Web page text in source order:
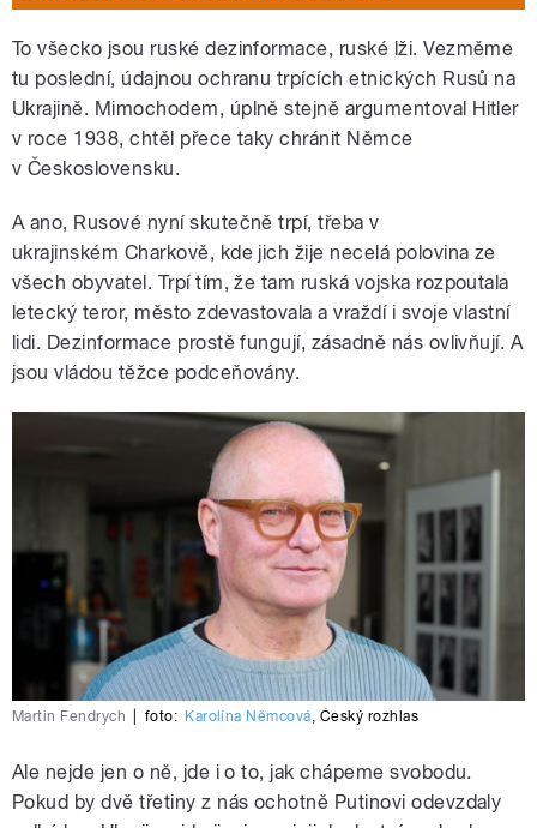
To všecko jsou ruské dezinformace, ruské lži. Vezměme
tu poslední, údajnou ochranu trpících etnických Rusů na
Ukrajině. Mimochodem, úplně stejně argumentoval Hitler
v roce 1938, chtěl přece taky chránit Němce
v Československu.
A ano, Rusové nyní skutečně trpí, třeba v
ukrajinském Charkově, kde jich žije necelá polovina ze
všech obyvatel. Trpí tím, že tam ruská vojska rozpoutala
letecký teror, město zdevastovala a vraždí i svoje vlastní
lidi. Dezinformace prostě fungují, zásadně nás ovlivňují. A
jsou vládou těžce podceňovány.
Martin Fendrych foto: Karolína Němcová, Český rozhlas
Ale nejde jen o ně, jde i o to, jak chápeme svobodu.
Pokud by dvě třetiny z nás ochotně Putinovi odevzdaly